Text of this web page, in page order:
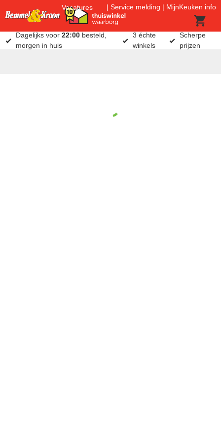
Vacatures Service melding MijnKeuken info
Dagelijks voor22:00 besteld,
morgen in huis
3 échte
winkels
Scherpe
prijzen